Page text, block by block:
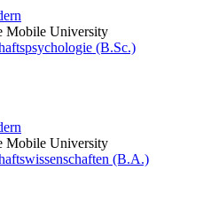
Mobile University
(B.Sc.)
Mobile University
(B.A.)